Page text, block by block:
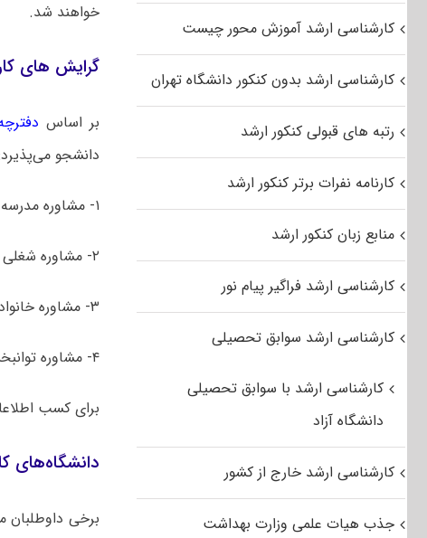
خواهند شد.
گرایش های
بر اساس
دانشجو
۱- مشاوره مدرسه
۲- مشاوره شغلی
۳- مشاوره خانواده
۴- مشاوره توانبخشی
برای کسب
دانشگاه‌های
برخی
کارشناسی ارشد آموزش محور چیست
کارشناسی ارشد بدون کنکور دانشگاه تهران
رتبه های قبولی کنکور ارشد
کارنامه نفرات برتر کنکور ارشد
منابع زبان کنکور ارشد
کارشناسی ارشد فراگیر پیام نور
کارشناسی ارشد سوابق تحصیلی
کارشناسی ارشد با سوابق تحصیلی
دانشگاه آزاد
کارشناسی ارشد خارج از کشور
جذب هیات علمی وزارت بهداشت